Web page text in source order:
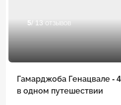
5/ 13 отзывов
Гамарджоба Генацвале -
в одном путешествии